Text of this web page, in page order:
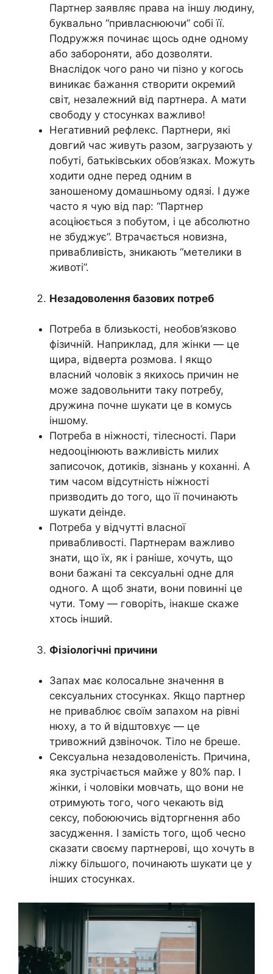
Партнер заявляє права на іншу людину,
буквально “привласнюючи” собі її.
Подружжя починає щось одне одному
або забороняти, або дозволяти.
Внаслідок чого рано чи пізно у когось
виникає бажання створити окремий
світ, незалежний від партнера. А мати
свободу у стосунках важливо!
Негативний рефлекс. Партнери, які
довгий час живуть разом, загрузають у
побуті, батьківських обов’язках. Можуть
ходити одне перед одним в
заношеному домашньому одязі. І дуже
часто я чую від пар: “Партнер
асоціюється з побутом, і це абсолютно
не збуджує”. Втрачається новизна,
привабливість, зникають “метелики в
животі”.
Незадоволення базових потреб
Потреба в близькості, необов’язково
фізичній. Наприклад, для жінки — це
щира, відверта розмова. І якщо
власний чоловік з якихось причин не
може задовольнити таку потребу,
дружина почне шукати це в комусь
іншому.
Потреба в ніжності, тілесності. Пари
недооцінюють важливість милих
записочок, дотиків, зізнань у коханні. А
тим часом відсутність ніжності
призводить до того, що її починають
шукати деінде.
Потреба у відчутті власної
привабливості. Партнерам важливо
знати, що їх, як і раніше, хочуть, що
вони бажані та сексуальні одне для
одного. А щоб знати, вони повинні це
чути. Тому — говоріть, інакше скаже
хтось інший.
Фізіологічні причини
Запах має колосальне значення в
сексуальних стосунках. Якщо партнер
не приваблює своїм запахом на рівні
нюху, а то й відштовхує — це
тривожний дзвіночок. Тіло не бреше.
Сексуальна незадоволеність. Причина,
яка зустрічається майже у 80% пар. І
жінки, і чоловіки мовчать, що вони не
отримують того, чого чекають від
сексу, побоюючись відторгнення або
засудження. І замість того, щоб чесно
сказати своєму партнерові, що хочуть в
ліжку більшого, починають шукати це у
інших стосунках.